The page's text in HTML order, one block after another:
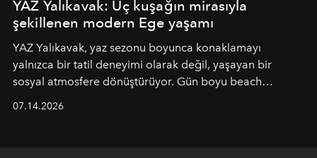
YAZ Yalıkavak: Üç kuşağın mirasıyla
şekillenen modern Ege yaşamı
YAZ Yalıkavak, yaz sezonu boyunca konaklamayı
yalnızca bir tatil deneyimi olarak değil, yaşayan bir
sosyal atmosfere dönüştürüyor. Gün boyu beach
07.14.2026